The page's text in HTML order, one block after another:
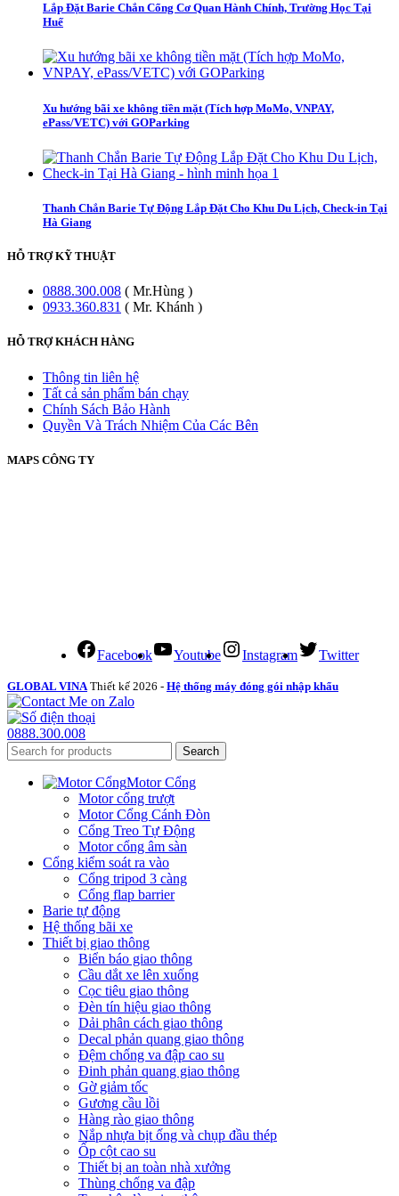
Lắp Đặt Barie Chắn Cổng Cơ Quan Hành Chính, Trường Học Tại
Huế
Xu hướng bãi xe không tiền mặt (Tích hợp MoMo, VNPAY,
ePass/VETC) với GOParking
Thanh Chắn Barie Tự Động Lắp Đặt Cho Khu Du Lịch, Check-in Tại
Hà Giang
HỖ TRỢ KỸ THUẬT
0888.300.008 ( Mr.Hùng )
0933.360.831 ( Mr. Khánh )
HỖ TRỢ KHÁCH HÀNG
Thông tin liên hệ
Tất cả sản phẩm bán chạy
Chính Sách Bảo Hành
Quyền Và Trách Nhiệm Của Các Bên
MAPS CÔNG TY
Facebook Youtube Instagram Twitter
GLOBAL VINA Thiết kế 2026 - Hệ thống máy đóng gói nhập khẩu
0888.300.008
Search
Motor Cổng
Motor cổng trượt
Motor Cổng Cánh Đòn
Cổng Treo Tự Động
Motor cổng âm sàn
Cổng kiểm soát ra vào
Cổng tripod 3 càng
Cổng flap barrier
Barie tự động
Hệ thống bãi xe
Thiết bị giao thông
Biển báo giao thông
Cầu dắt xe lên xuống
Cọc tiêu giao thông
Đèn tín hiệu giao thông
Dải phân cách giao thông
Decal phản quang giao thông
Đệm chống va đập cao su
Đinh phản quang giao thông
Gờ giảm tốc
Gương cầu lồi
Hàng rào giao thông
Nắp nhựa bịt ống và chụp đầu thép
Ốp cột cao su
Thiết bị an toàn nhà xưởng
Thùng chống va đập